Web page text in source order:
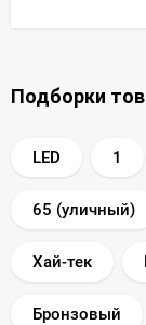
Подборки
LED 1
65 (уличный)
Хай-тек
Бронзовый